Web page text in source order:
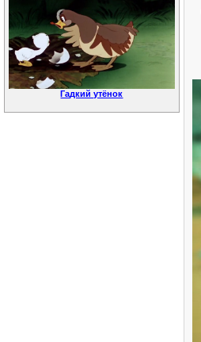
Гадкий утёнок